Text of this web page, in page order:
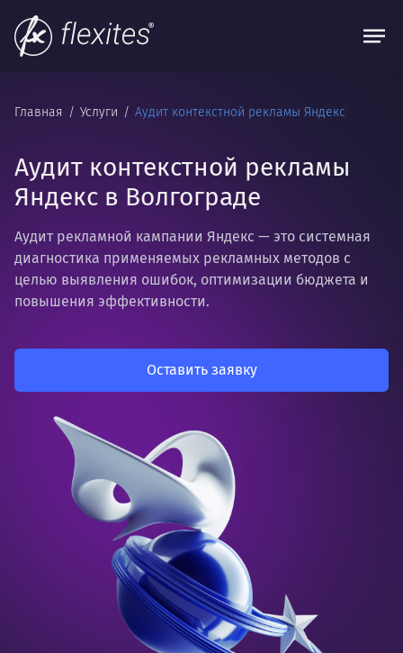
Главная Услуги Аудит контекстной рекламы Яндекс
Аудит контекстной рекламы
Яндекс в Волгограде
Аудит рекламной кампании Яндекс — это системная
диагностика применяемых рекламных методов с
целью выявления ошибок, оптимизации бюджета и
повышения эффективности.
Оставить заявку